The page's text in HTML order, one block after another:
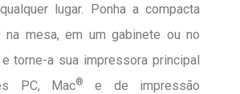
lugar. Ponha a compacta
na mesa, em um gabinete ou no
torne-a sua impressora principal
PC, Mac®
e de impressão